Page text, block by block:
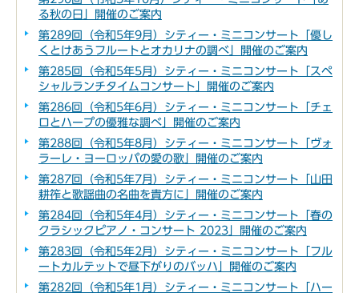
る秋の日」開催のご案内
第289回（令和5年9月）シティー・ミニコンサート「優し
くとけあうフルートとオカリナの調べ」開催のご案内
第285回（令和5年5月）シティー・ミニコンサート「スペ
シャルランチタイムコンサート」開催のご案内
第286回（令和5年6月）シティー・ミニコンサート「チェ
ロとハープの優雅な調べ」開催のご案内
第288回（令和5年8月）シティー・ミニコンサート「ヴォ
ラーレ・ヨーロッパの愛の歌」開催のご案内
第287回（令和5年7月）シティー・ミニコンサート「山田
耕筰と歌謡曲の名曲を貴方に」開催のご案内
第284回（令和5年4月）シティー・ミニコンサート「春の
クラシックピアノ・コンサート 2023」開催のご案内
第283回（令和5年2月）シティー・ミニコンサート「フル
ートカルテットで昼下がりのバッハ」開催のご案内
第282回（令和5年1月）シティー・ミニコンサート「ハー